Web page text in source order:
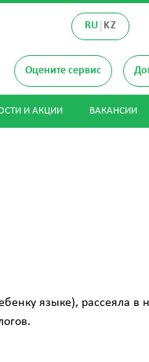
RU KZ
Оцените сервис
И АКЦИИ ВАКАНСИИ
языке), рассеяла в